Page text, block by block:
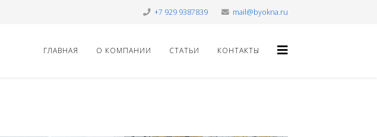
+7 929 9387839 mail@byokna.ru
ГЛАВНАЯ О КОМПАНИИ СТАТЬИ КОНТАКТЫ